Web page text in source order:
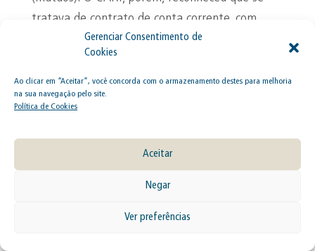
Ao clicar em “Aceitar”, você concorda com o armazenamento destes para melhoria
na sua navegação pelo site.
Política de Cookies
Aceitar
Negar
Ver preferências
tratava de contrato de conta corrente, com
fluxo financeiro interno, sem juros e sem
que afastam a incidência do IOF.
operações de conta corrente do mútuo,
contrariando a posição usual da Receita Federal.
Além disso, reforça a importância de ter
contratos e registros contábeis bem